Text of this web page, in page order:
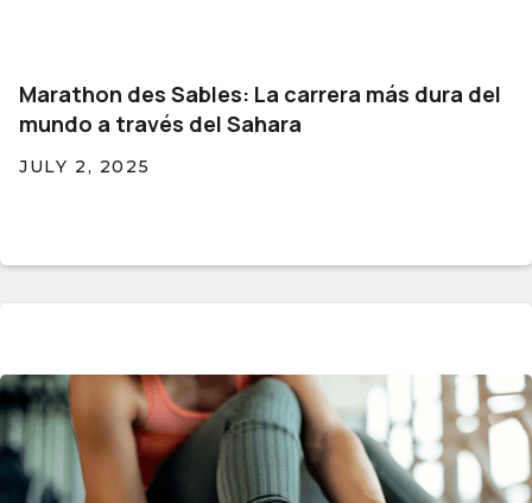
Marathon des Sables: La carrera más dura del
mundo a través del Sahara
JULY 2, 2025